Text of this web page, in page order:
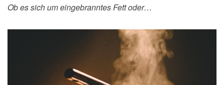
Ob es sich um eingebranntes Fett oder…